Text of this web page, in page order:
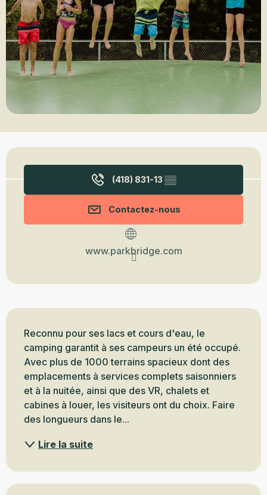
Ouverture et coordonnées
(418) 831-13 ▒▒
Contactez-nous
www.parkbridge.com
Description
Reconnu pour ses lacs et cours d'eau, le
camping garantit à ses campeurs un été occupé.
Avec plus de 1000 terrains spacieux dont des
emplacements à services complets saisonniers
et à la nuitée, ainsi que des VR, chalets et
cabines à louer, les visiteurs ont du choix. Faire
des longueurs dans le...
Lire la suite